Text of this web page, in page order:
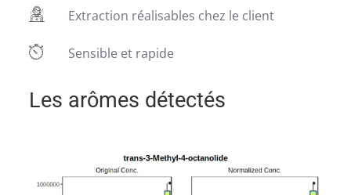
Extraction réalisables chez le client
Sensible et rapide
Les arômes détectés